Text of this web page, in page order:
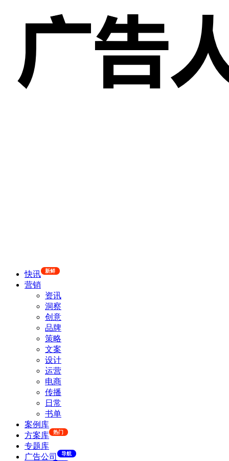
快讯 新鲜
营销
资讯
洞察
创意
品牌
策略
文案
设计
运营
电商
传播
日常
书单
案例库
方案库
热门
专题库
广告公司
导航